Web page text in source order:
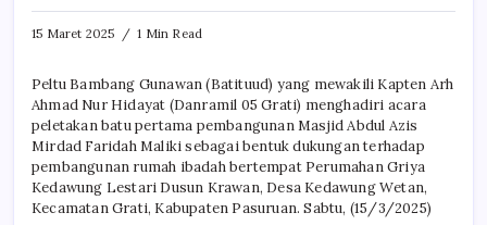
15 Maret 2025 1 Min Read
Peltu Bambang Gunawan (Batituud) yang mewakili Kapten Arh
Ahmad Nur Hidayat (Danramil 05 Grati) menghadiri acara
peletakan batu pertama pembangunan Masjid Abdul Azis
Mirdad Faridah Maliki sebagai bentuk dukungan terhadap
pembangunan rumah ibadah bertempat Perumahan Griya
Kedawung Lestari Dusun Krawan, Desa Kedawung Wetan,
Kecamatan Grati, Kabupaten Pasuruan. Sabtu, (15/3/2025)